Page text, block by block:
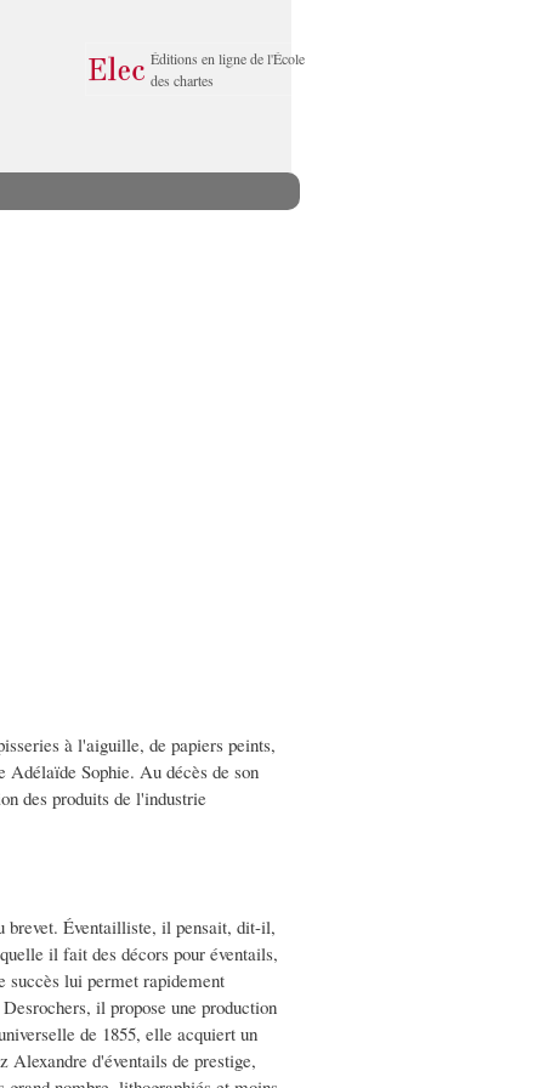
Éditions en ligne de l'École
des chartes
à l'aiguille, de papiers peints,
Sophie. Au décès de son
des produits de l'industrie
brevet. Éventailliste, il pensait, dit-il,
il fait des décors pour éventails,
succès lui permet rapidement
il propose une production
de 1855, elle acquiert un
Alexandre d'éventails de prestige,